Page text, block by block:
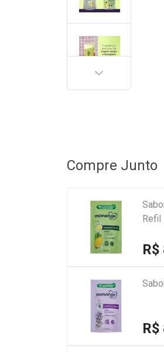
PRÓXIMA
Compre Junto
Refil
R$
R$